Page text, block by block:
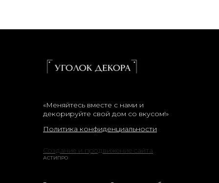
«Меняйтесь вместе с нами и
декорируйте свой дом со вкусом!»
Политика конфиденциальности
Создание и продвижение сайта
АСТИПРО